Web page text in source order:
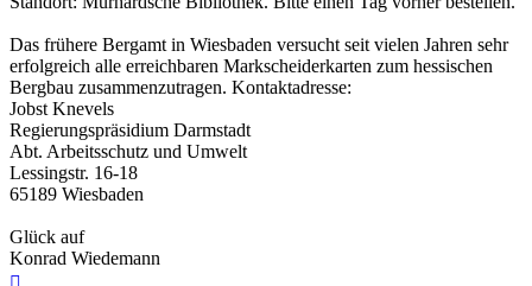
Das frühere Bergamt in Wiesbaden versucht seit vielen Jahren sehr
erfolgreich alle erreichbaren Markscheiderkarten zum hessischen
Bergbau zusammenzutragen. Kontaktadresse:
Jobst Knevels
Regierungspräsidium Darmstadt
Abt. Arbeitsschutz und Umwelt
Lessingstr. 16-18
65189 Wiesbaden
Glück auf
Konrad Wiedemann